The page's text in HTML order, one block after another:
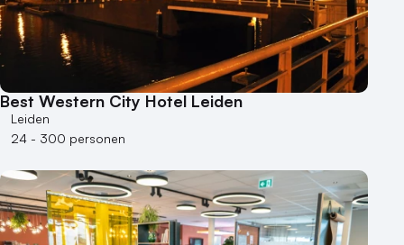
Best Western City Hotel Leiden
Leiden
24 - 300 personen